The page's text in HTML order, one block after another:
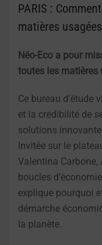
PARIS :
matières
Néo-Eco a pour
toutes les matières
Ce bureau
et la crédibilité de
solutions
Invitée sur le
Valentina Carbone,
boucles
explique pourquoi
démarche
la planète.